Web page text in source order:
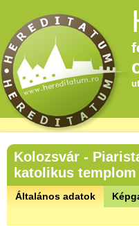
Kolozsvár -
katolikus templom
Általános adatok